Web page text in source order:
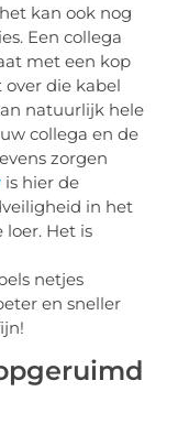
kan ook nog
Een collega
met een kop
die kabel
natuurlijk hele
collega en de
zorgen
is hier de
in het
Het is
netjes
en sneller